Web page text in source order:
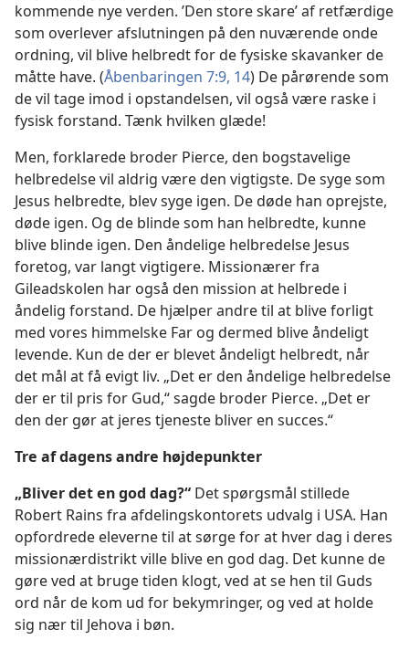
kommende nye verden. ’Den store skare’ af retfærdige
som overlever afslutningen på den nuværende onde
ordning, vil blive helbredt for de fysiske skavanker de
måtte have. (Åbenbaringen 7:9, 14) De pårørende som
de vil tage imod i opstandelsen, vil også være raske i
fysisk forstand. Tænk hvilken glæde!
Men, forklarede broder Pierce, den bogstavelige
helbredelse vil aldrig være den vigtigste. De syge som
Jesus helbredte, blev syge igen. De døde han oprejste,
døde igen. Og de blinde som han helbredte, kunne
blive blinde igen. Den åndelige helbredelse Jesus
foretog, var langt vigtigere. Missionærer fra
Gileadskolen har også den mission at helbrede i
åndelig forstand. De hjælper andre til at blive forligt
med vores himmelske Far og dermed blive åndeligt
levende. Kun de der er blevet åndeligt helbredt, når
det mål at få evigt liv. „Det er den åndelige helbredelse
der er til pris for Gud,“ sagde broder Pierce. „Det er
den der gør at jeres tjeneste bliver en succes.“
Tre af dagens andre højdepunkter
„Bliver det en god dag?“ Det spørgsmål stillede
Robert Rains fra afdelingskontorets udvalg i USA. Han
opfordrede eleverne til at sørge for at hver dag i deres
missionærdistrikt ville blive en god dag. Det kunne de
gøre ved at bruge tiden klogt, ved at se hen til Guds
ord når de kom ud for bekymringer, og ved at holde
sig nær til Jehova i bøn.